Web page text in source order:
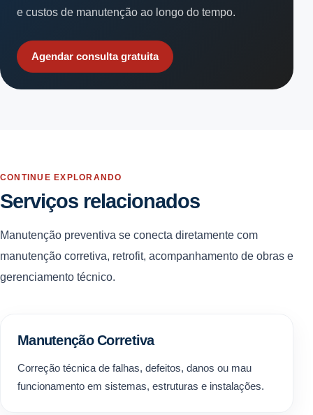
e custos de manutenção ao longo do tempo.
Agendar consulta gratuita
CONTINUE EXPLORANDO
Serviços relacionados
Manutenção preventiva se conecta diretamente com
manutenção corretiva, retrofit, acompanhamento de obras e
gerenciamento técnico.
Manutenção Corretiva
Correção técnica de falhas, defeitos, danos ou mau
funcionamento em sistemas, estruturas e instalações.